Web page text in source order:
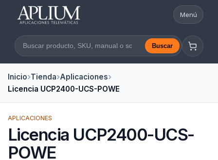
Abrir
Menú
Buscar en la web Buscar
Inicio Tienda Aplicaciones
Licencia UCP2400-UCS-POWE
APLICACIONES
Licencia UCP2400-UCS-
POWE